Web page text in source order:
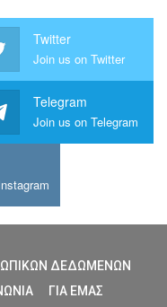
Twitter
Join us on Twitter
Telegram
Join us on Telegram
ΔΕΔΩΜΕΝΩΝ
ΓΙΑ ΕΜΑΣ